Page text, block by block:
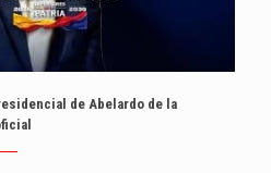
de Abelardo de la